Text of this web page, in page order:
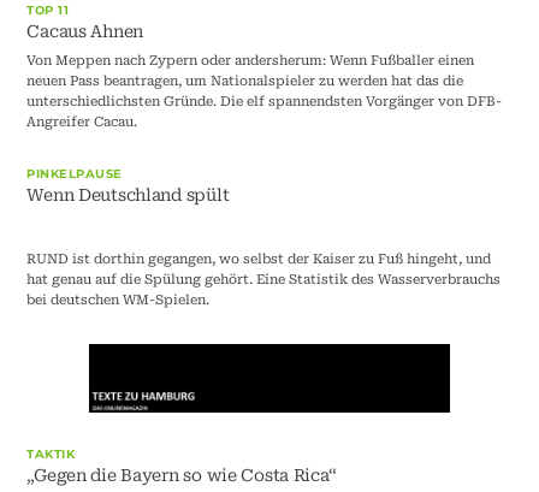
TOP 11
Cacaus Ahnen
Von Meppen nach Zypern oder andersherum: Wenn Fußballer einen
neuen Pass beantragen, um Nationalspieler zu werden hat das die
unterschiedlichsten Gründe. Die elf spannendsten Vorgänger von DFB-
Angreifer Cacau.
PINKELPAUSE
Wenn Deutschland spült
RUND ist dorthin gegangen, wo selbst der Kaiser zu Fuß hingeht, und
hat genau auf die Spülung gehört. Eine Statistik des Wasserverbrauchs
bei deutschen WM-Spielen.
TAKTIK
„Gegen die Bayern so wie Costa Rica“